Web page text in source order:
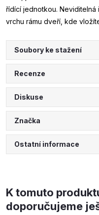
řídící jednotkou. Neviditelná
vrchu rámu dveří, kde
Soubory ke stažení
Recenze
Diskuse
Značka
Ostatní informace
K tomuto
doporučujeme